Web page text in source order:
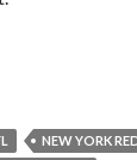
NEW YORK